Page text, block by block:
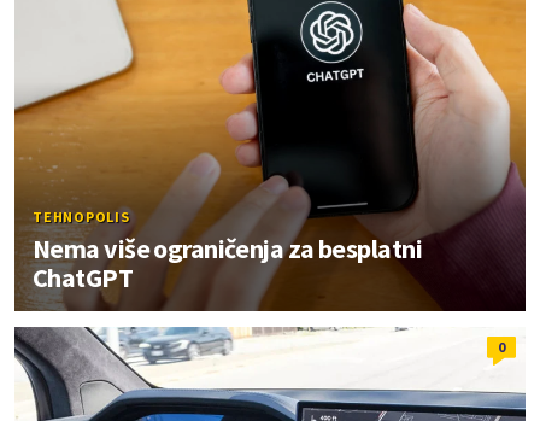
TEHNOPOLIS
Nema više ograničenja za besplatni
ChatGPT
0